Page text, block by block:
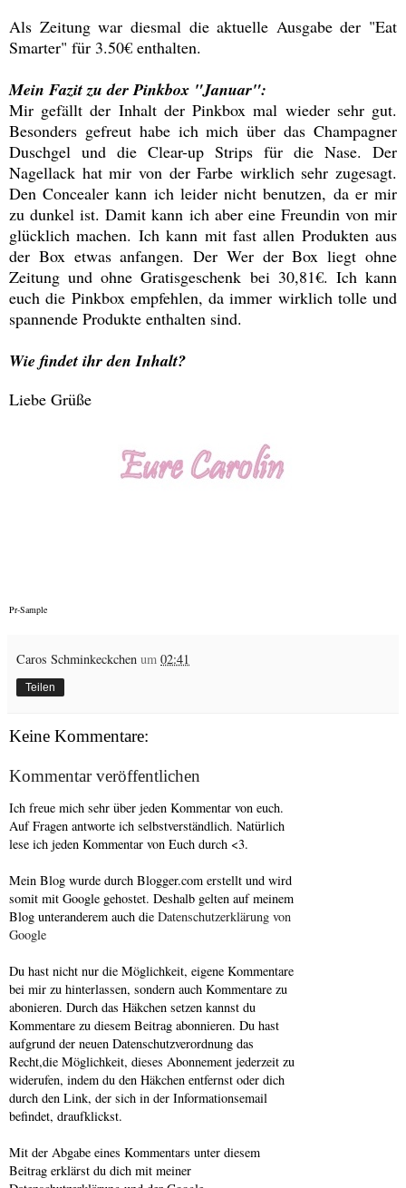
Als Zeitung war diesmal die aktuelle Ausgabe der "Eat
Smarter" für 3.50€ enthalten.
Mein Fazit zu der Pinkbox "Januar":
Mir gefällt der Inhalt der Pinkbox mal wieder sehr gut.
Besonders gefreut habe ich mich über das Champagner
Duschgel und die Clear-up Strips für die Nase. Der
Nagellack hat mir von der Farbe wirklich sehr zugesagt.
Den Concealer kann ich leider nicht benutzen, da er mir
zu dunkel ist. Damit kann ich aber eine Freundin von mir
glücklich machen. Ich kann mit fast allen Produkten aus
der Box etwas anfangen. Der Wer der Box liegt ohne
Zeitung und ohne Gratisgeschenk bei 30,81€. Ich kann
euch die Pinkbox empfehlen, da immer wirklich tolle und
spannende Produkte enthalten sind.
Wie findet ihr den Inhalt?
Liebe Grüße
Pr-Sample
Caros Schminkeckchen um 02:41
Teilen
Keine Kommentare:
Kommentar veröffentlichen
Ich freue mich sehr über jeden Kommentar von euch.
Auf Fragen antworte ich selbstverständlich. Natürlich
lese ich jeden Kommentar von Euch durch <3.
Mein Blog wurde durch Blogger.com erstellt und wird
somit mit Google gehostet. Deshalb gelten auf meinem
Blog unteranderem auch die Datenschutzerklärung von
Google
Du hast nicht nur die Möglichkeit, eigene Kommentare
bei mir zu hinterlassen, sondern auch Kommentare zu
abonieren. Durch das Häkchen setzen kannst du
Kommentare zu diesem Beitrag abonnieren. Du hast
aufgrund der neuen Datenschutzverordnung das
Recht,die Möglichkeit, dieses Abonnement jederzeit zu
widerufen, indem du den Häkchen entfernst oder dich
durch den Link, der sich in der Informationsemail
befindet, draufklickst.
Mit der Abgabe eines Kommentars unter diesem
Beitrag erklärst du dich mit meiner